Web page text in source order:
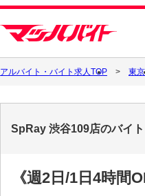
アルバイト・バイト求人TOP 東
SpRay 渋谷109店のバイ
《週2日/1日4時